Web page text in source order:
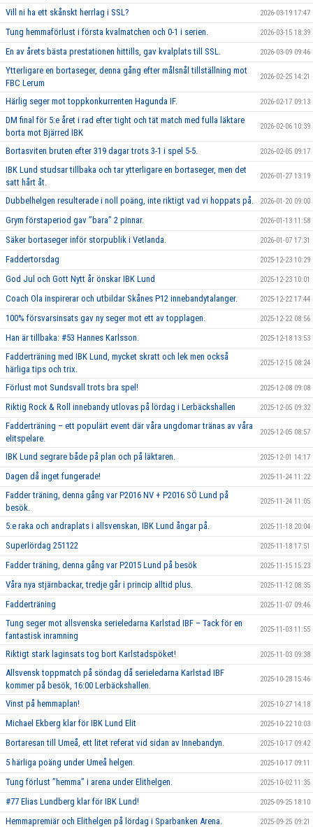
Vill ni ha ett skånskt herrlag i SSL? 2026-03-19 17:47
Tung hemmaförlust i första kvalmatchen och 0-1 i serien. 2026-03-15 18:39
En av årets bästa prestationen hittills, gav kvalplats till SSL. 2026-03-09 09:46
Ytterligare en bortaseger, denna gång efter målsnål tillställning mot
FBC Lerum
2026-02-25 14:21
Härlig seger mot toppkonkurrenten Hagunda IF. 2026-02-17 09:13
DM final för 5:e året i rad efter tight och tät match med fulla läktare
borta mot Bjärred IBK
2026-02-06 10:39
Bortasviten bruten efter 319 dagar trots 3-1 i spel 5-5. 2026-02-05 09:17
IBK Lund studsar tillbaka och tar ytterligare en bortaseger, men det
satt hårt åt.
2026-01-27 13:19
Dubbelhelgen resulterade i noll poäng, inte riktigt vad vi hoppats på. 2026-01-20 09:00
Grym förstaperiod gav ’’bara’’ 2 pinnar. 2026-01-13 11:58
Säker bortaseger inför storpublik i Vetlanda. 2026-01-07 17:31
Faddertorsdag 2025-12-23 10:29
God Jul och Gott Nytt år önskar IBK Lund 2025-12-23 10:01
Coach Ola inspirerar och utbildar Skånes P12 innebandytalanger. 2025-12-22 17:44
100% försvarsinsats gav ny seger mot ett av topplagen. 2025-12-22 08:56
Han är tillbaka: #53 Hannes Karlsson. 2025-12-18 13:53
Fadderträning med IBK Lund, mycket skratt och lek men också
härliga tips och trix.
2025-12-15 08:24
Förlust mot Sundsvall trots bra spel! 2025-12-08 09:08
Riktig Rock & Roll innebandy utlovas på lördag i Lerbäckshallen 2025-12-05 09:32
Fadderträning – ett populärt event där våra ungdomar tränas av våra
elitspelare.
2025-12-05 08:57
IBK Lund segrare både på plan och på läktaren. 2025-12-01 14:17
Dagen då inget fungerade! 2025-11-24 11:22
Fadder träning, denna gång var P2016 NV + P2016 SÖ Lund på
besök.
2025-11-24 11:05
5:e raka och andraplats i allsvenskan, IBK Lund ångar på. 2025-11-18 20:04
Superlördag 251122 2025-11-18 17:51
Fadder träning, denna gång var P2015 Lund på besök 2025-11-15 15:23
Våra nya stjärnbackar, tredje går i princip alltid plus. 2025-11-12 08:35
Fadderträning 2025-11-07 09:46
Tung seger mot allsvenska serieledarna Karlstad IBF – Tack för en
fantastisk inramning
2025-11-03 11:55
Riktigt stark laginsats tog bort Karlstadspöket! 2025-11-03 09:38
Allsvensk toppmatch på söndag då serieledarna Karlstad IBF
kommer på besök, 16:00 Lerbäckshallen.
2025-10-28 15:46
Vinst på hemmaplan! 2025-10-27 14:18
Michael Ekberg klar för IBK Lund Elit 2025-10-22 10:03
Bortaresan till Umeå, ett litet referat vid sidan av Innebandyn. 2025-10-17 09:42
5 härliga poäng under Umeå helgen. 2025-10-17 09:11
Tung förlust ’’hemma’’ i arena under Elithelgen. 2025-10-02 11:35
#77 Elias Lundberg klar för IBK Lund! 2025-09-25 18:10
Hemmapremiär och Elithelgen på lördag i Sparbanken Arena. 2025-09-25 09:21